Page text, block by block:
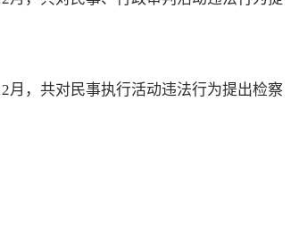
，共对民事执行活动违法行为提出检察